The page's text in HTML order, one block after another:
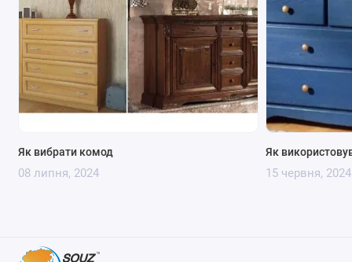
Як вибрати комод
08 липня, 2024
Як
15 червня, 2024